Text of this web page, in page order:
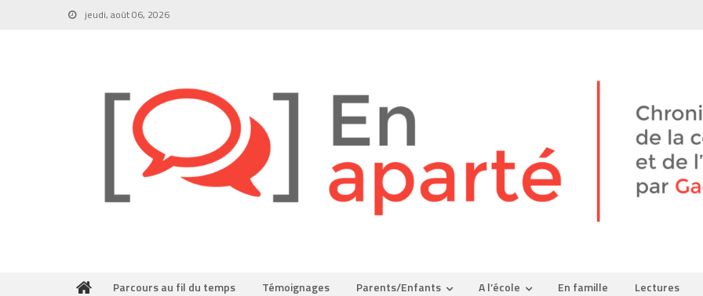
jeudi, août 06, 2026
Parcours au fil du temps Témoignages Parents/Enfants A l’école En famille Lectures